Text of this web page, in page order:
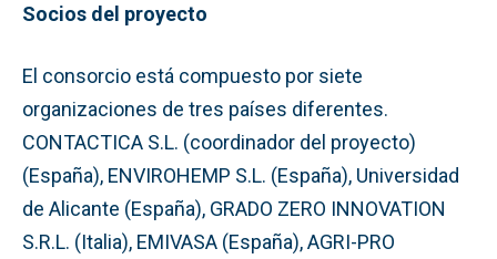
Socios del proyecto
El consorcio está compuesto por siete
organizaciones de tres países diferentes.
CONTACTICA S.L. (coordinador del proyecto)
(España), ENVIROHEMP S.L. (España), Universidad
de Alicante (España), GRADO ZERO INNOVATION
S.R.L. (Italia), EMIVASA (España), AGRI-PRO